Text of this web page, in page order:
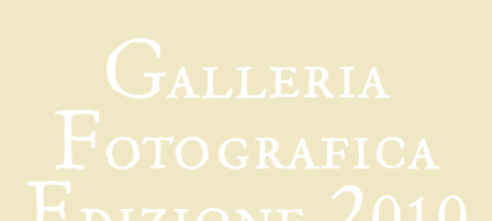
Galleria
Fotografica